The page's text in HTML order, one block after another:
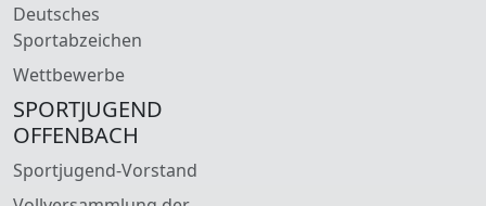
Deutsches
Sportabzeichen
Wettbewerbe
SPORTJUGEND
OFFENBACH
Sportjugend-Vorstand